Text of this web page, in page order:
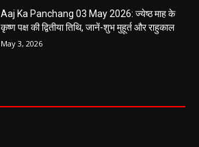
Aaj Ka Panchang 03 May 2026: ज्येष्ठ माह के
कृष्ण पक्ष की द्वितीया तिथि, जानें-शुभ मुहूर्त और राहुकाल
May 3, 2026